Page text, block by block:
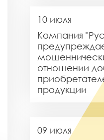
10 июля
Компания
отношении
продукции
09 июля